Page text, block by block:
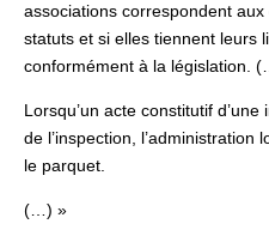
associations correspondent
statuts et si elles tiennent leurs
conformément à la législation.
Lorsqu’un acte constitutif
de l’inspection,
le parquet.
(…) »